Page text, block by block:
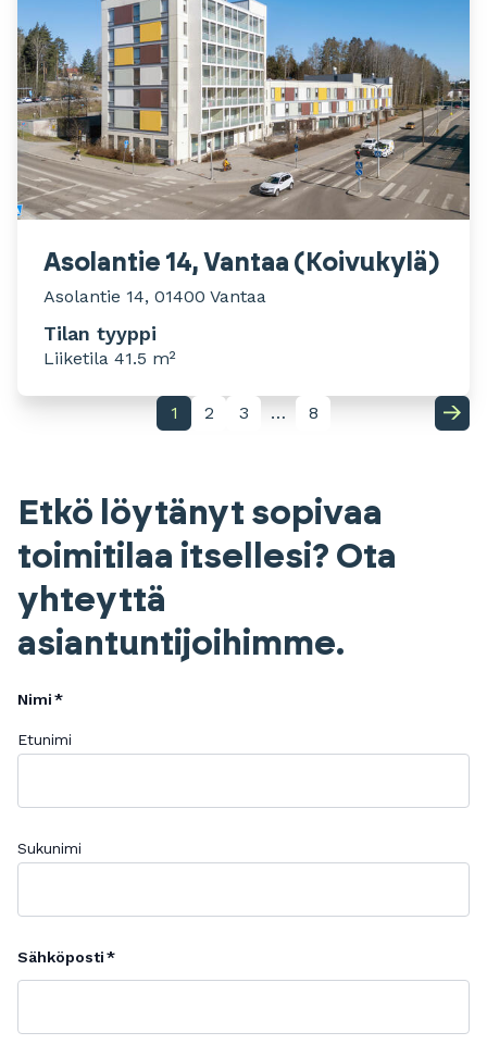
Asolantie 14, Vantaa (Koivukylä)
Asolantie 14, 01400 Vantaa
Tilan tyyppi
Liiketila 41.5 m²
1 2 3 … 8
Etkö löytänyt sopivaa
toimitilaa itsellesi? Ota
yhteyttä
asiantuntijoihimme.
Nimi
Etunimi
Sukunimi
Sähköposti